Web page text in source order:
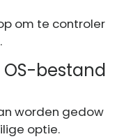
om te controler
bestand
worden gedow
optie.